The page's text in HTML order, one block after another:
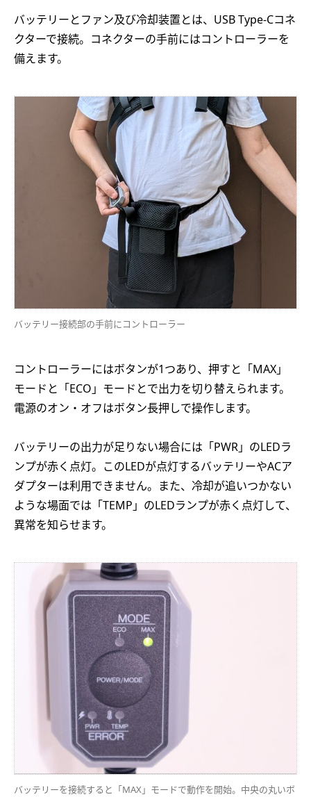
バッテリーとファン及び冷却装置とは、USB Type-Cコネ
クターで接続。コネクターの手前にはコントローラーを
備えます。
バッテリー接続部の手前にコントローラー
コントローラーにはボタンが1つあり、押すと「MAX」
モードと「ECO」モードとで出力を切り替えられます。
電源のオン・オフはボタン長押しで操作します。
バッテリーの出力が足りない場合には「PWR」のLEDラ
ンプが赤く点灯。このLEDが点灯するバッテリーやACア
ダプターは利用できません。また、冷却が追いつかない
ような場面では「TEMP」のLEDランプが赤く点灯して、
異常を知らせます。
バッテリーを接続すると「MAX」モードで動作を開始。中央の丸いボ